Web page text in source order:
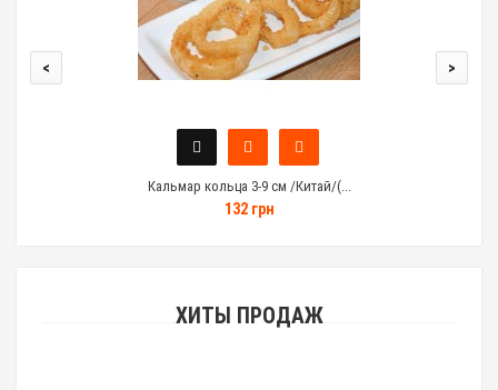
Кальмар кольца 3-9 см /Китай/(...
132 грн
< >
ХИТЫ ПРОДАЖ